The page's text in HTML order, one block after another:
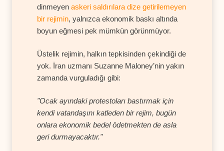
dinmeyen askeri saldırılara dize getirilemeyen
bir rejimin, yalnızca ekonomik baskı altında
boyun eğmesi pek mümkün görünmüyor.
Üstelik rejimin, halkın tepkisinden çekindiği de
yok. İran uzmanı Suzanne Maloney’nin yakın
zamanda vurguladığı gibi:
"Ocak ayındaki protestoları bastırmak için
kendi vatandaşını katleden bir rejim, bugün
onlara ekonomik bedel ödetmekten de asla
geri durmayacaktır."